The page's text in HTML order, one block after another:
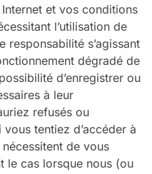
et vos conditions
l’utilisation de
s’agissant
dégradé de
d’enregistrer ou
à leur
refusés ou
tentiez d’accéder à
de vous
le cas lorsque nous (ou